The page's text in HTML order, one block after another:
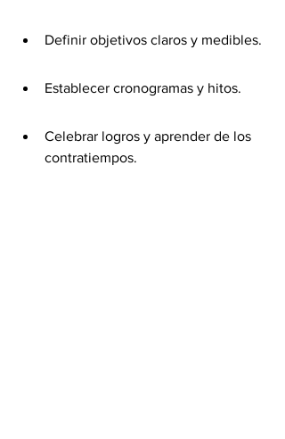
Definir objetivos claros y medibles.
Establecer cronogramas y hitos.
Celebrar logros y aprender de los
contratiempos.